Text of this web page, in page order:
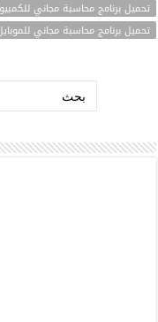
تحميل برنامج محاسبة مجاني
تحميل برنامج محاسبة مجاني
بحث: